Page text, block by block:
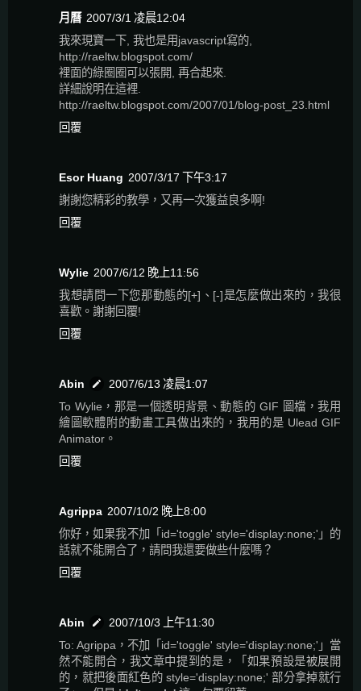
月曆 2007/3/1 凌晨12:04
我來現寶一下, 我也是用javascript寫的,
http://raeltw.blogspot.com/
裡面的綠圈圈可以張開, 再合起來.
詳細說明在這裡.
http://raeltw.blogspot.com/2007/01/blog-post_23.html
回覆
Esor Huang 2007/3/17 下午3:17
謝謝您精彩的教學，又再一次獲益良多啊!
回覆
Wylie 2007/6/12 晚上11:56
我想請問一下您那動態的[+]、[-]是怎麼做出來的，我很
喜歡。謝謝回覆!
回覆
Abin
2007/6/13 凌晨1:07
To Wylie，那是一個透明背景、動態的 GIF 圖檔，我用
繪圖軟體附的動畫工具做出來的，我用的是 Ulead GIF
Animator。
回覆
Agrippa 2007/10/2 晚上8:00
你好，如果我不加「id='toggle' style='display:none;'」的
話就不能開合了，請問我還要做些什麼嗎？
回覆
Abin
2007/10/3 上午11:30
To: Agrippa，不加「id='toggle' style='display:none;'」當
然不能開合，我文章中提到的是，「如果預設是被展開
的，就把後面紅色的 style='display:none;' 部分拿掉就行